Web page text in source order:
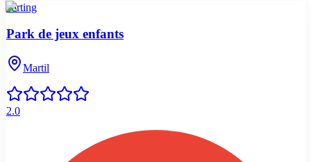
karting
Park de jeux enfants
Martil
2.0